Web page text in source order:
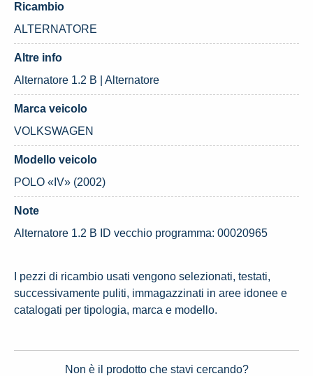
Ricambio
ALTERNATORE
Altre info
Alternatore 1.2 B | Alternatore
Marca veicolo
VOLKSWAGEN
Modello veicolo
POLO «IV» (2002)
Note
Alternatore 1.2 B ID vecchio programma: 00020965
I pezzi di ricambio usati vengono selezionati, testati,
successivamente puliti, immagazzinati in aree idonee e
catalogati per tipologia, marca e modello.
Non è il prodotto che stavi cercando?